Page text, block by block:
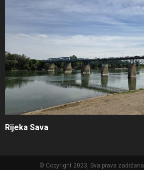
Rijeka Sava
© Copyright 2023, Sva prava zadržana